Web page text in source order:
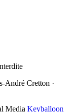
André Cretton ·
Media Keyballoon